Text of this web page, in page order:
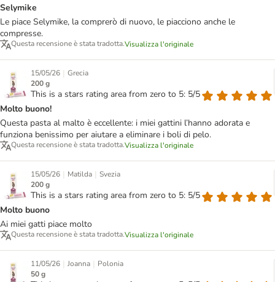
Selymike
Le piace Selymike, la comprerò di nuovo, le piacciono anche le
compresse.
Questa recensione è stata tradotta.Visualizza l'originale
15/05/26 | Grecia
200 g
This is a stars rating area from zero to 5: 5/5
Molto buono!
Questa pasta al malto è eccellente: i miei gattini l’hanno adorata e
funziona benissimo per aiutare a eliminare i boli di pelo.
Questa recensione è stata tradotta.Visualizza l'originale
15/05/26 | Matilda | Svezia
200 g
This is a stars rating area from zero to 5: 5/5
Molto buono
Ai miei gatti piace molto
Questa recensione è stata tradotta.Visualizza l'originale
11/05/26 | Joanna | Polonia
50 g